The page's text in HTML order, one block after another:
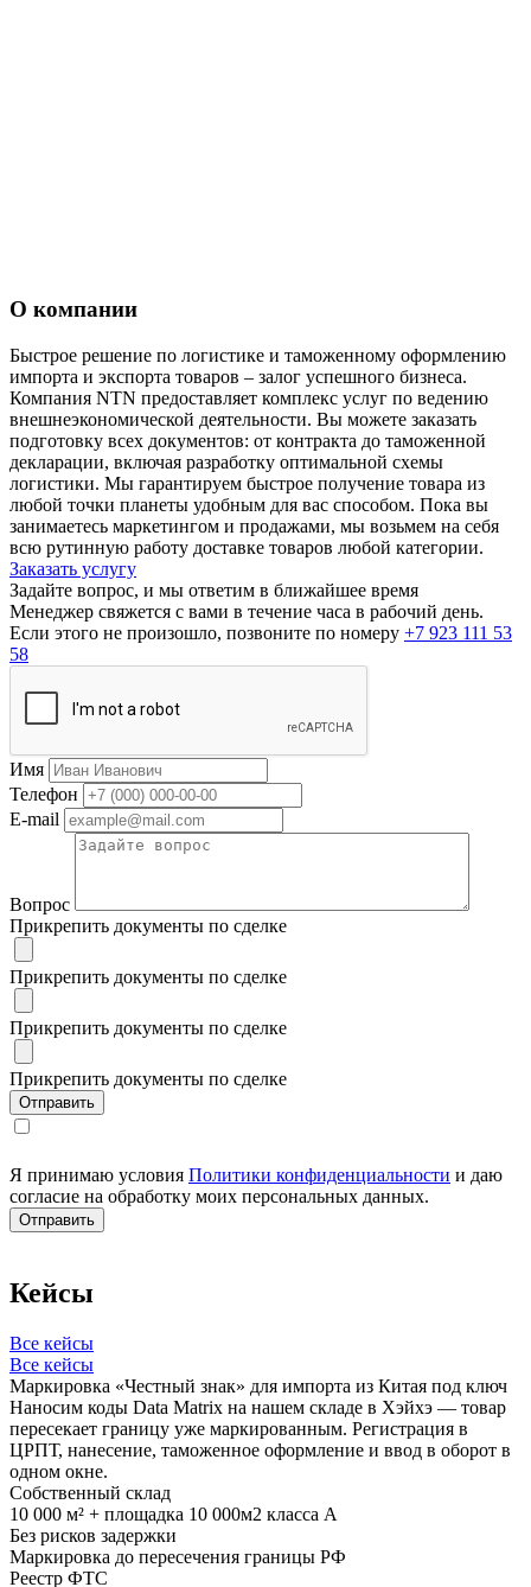
О компании
Быстрое решение по логистике и таможенному оформлению
импорта и экспорта товаров – залог успешного бизнеса.
Компания NTN предоставляет комплекс услуг по ведению
внешнеэкономической деятельности. Вы можете заказать
подготовку всех документов: от контракта до таможенной
декларации, включая разработку оптимальной схемы
логистики. Мы гарантируем быстрое получение товара из
любой точки планеты удобным для вас способом. Пока вы
занимаетесь маркетингом и продажами, мы возьмем на себя
всю рутинную работу доставке товаров любой категории.
Заказать услугу
Задайте вопрос, и мы ответим в ближайшее время
Менеджер свяжется с вами в течение часа в рабочий день.
Если этого не произошло, позвоните по номеру +7 923 111 53
58
Имя
Телефон
E-mail
Вопрос
Прикрепить документы по сделке
Прикрепить документы по сделке
Прикрепить документы по сделке
Прикрепить документы по сделке
Я принимаю условия Политики конфиденциальности и даю
согласие на обработку моих персональных данных.
Кейсы
Все кейсы
Все кейсы
Маркировка «Честный знак» для импорта из Китая под ключ
Наносим коды Data Matrix на нашем складе в Хэйхэ — товар
пересекает границу уже маркированным. Регистрация в
ЦРПТ, нанесение, таможенное оформление и ввод в оборот в
одном окне.
Собственный склад
10 000 м² + площадка 10 000м2 класса А
Без рисков задержки
Маркировка до пересечения границы РФ
Реестр ФТС